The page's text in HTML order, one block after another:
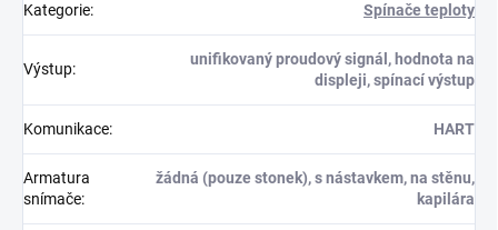
Kategorie: Spínače teploty
Výstup:
unifikovaný proudový signál, hodnota na
displeji, spínací výstup
Komunikace: HART
Armatura
snímače:
žádná (pouze stonek), s nástavkem, na stěnu,
kapilára